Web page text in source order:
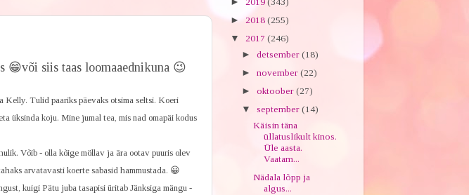
😁või siis taas loomaaednikuna 😉
Kelly. Tulid paariks päevaks otsima seltsi. Koeri
üksinda koju. Mine jumal tea, mis nad omapäi kodus
Võib - olla kõige möllav ja ära ootav puuris olev
arvatavasti koerte sabasid hammustada. 😀
kuigi Pätu juba tasapisi üritab Jänksiga mängu -
► 2018 (255)
▼ 2017 (246)
► detsember (18)
► november (22)
► oktoober (27)
▼ september (14)
Käisin täna
üllatuslikult kinos.
Üle aasta.
Vaatam...
Nädala lõpp ja
algus...